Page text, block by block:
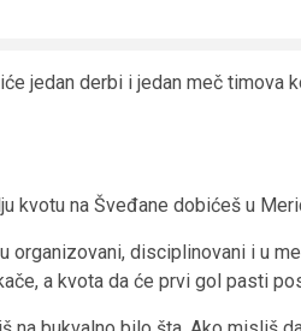
jedan derbi i jedan meč timova
kvotu na Šveđane dobićeš u
organizovani, disciplinovani i u
a kvota da će prvi gol pasti